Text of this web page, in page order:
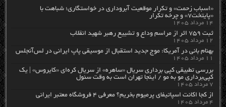
«اسباب زحمت» و تکرار موقعیت آبروداری در خواستگاری؛ شباهت با
«پایتخت۷» و چرخه تکرار
۱۴ مرداد ۱۴۰۵
ثبت ۷۵۹ اثر از مراسم وداع و تشییع رهبر شهید انقلاب
۱۲ مرداد ۱۴۰۵
بهنام بانی در آمریکا: موج جدید استقبال از موسیقی پاپ ایرانی در لس‌آنجلس
۱۱ مرداد ۱۴۰۵
بررسی تطبیقی کپی برداری سریال «ساهره» از سریال کره‌ای «کایروس» | یک
کپی‌برداری مو به مو / اینجا تهران است به وقت سئول
۷ مرداد ۱۴۰۵
از کجا اکانت اسپاتیفای پرمیوم بخریم؟ معرفی ۴ فروشگاه معتبر ایرانی
۴ مرداد ۱۴۰۵